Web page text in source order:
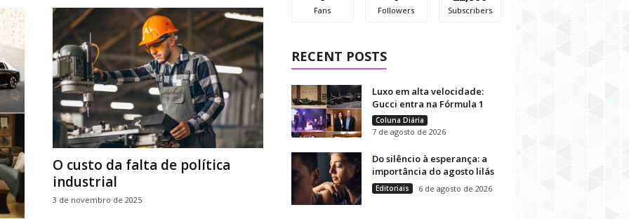
O custo da falta de política
industrial
3 de novembro de 2025
Fans Followers Subscribers
RECENT POSTS
Luxo em alta velocidade:
Gucci entra na Fórmula 1
Coluna Diária
7 de agosto de 2026
Do silêncio à esperança: a
importância do agosto lilás
Editoriais 6 de agosto de 2026